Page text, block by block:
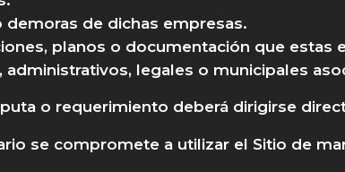
demoras de dichas empresas.
planos o documentación que estas
administrativos, legales o municipales
o requerimiento deberá dirigirse
se compromete a utilizar el Sitio de